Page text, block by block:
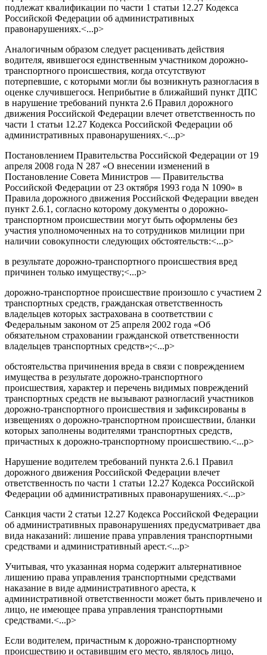
подлежат квалификации по части 1 статьи 12.27 Кодекса
Российской Федерации об административных
правонарушениях.<...p>
Аналогичным образом следует расценивать действия
водителя, явившегося единственным участником дорожно-
транспортного происшествия, когда отсутствуют
потерпевшие, с которыми могли бы возникнуть разногласия в
оценке случившегося. Неприбытие в ближайший пункт ДПС
в нарушение требований пункта 2.6 Правил дорожного
движения Российской Федерации влечет ответственность по
части 1 статьи 12.27 Кодекса Российской Федерации об
административных правонарушениях.<...p>
Постановлением Правительства Российской Федерации от 19
апреля 2008 года N 287 «О внесении изменений в
Постановление Совета Министров — Правительства
Российской Федерации от 23 октября 1993 года N 1090» в
Правила дорожного движения Российской Федерации введен
пункт 2.6.1, согласно которому документы о дорожно-
транспортном происшествии могут быть оформлены без
участия уполномоченных на то сотрудников милиции при
наличии совокупности следующих обстоятельств:<...p>
в результате дорожно-транспортного происшествия вред
причинен только имуществу;<...p>
дорожно-транспортное происшествие произошло с участием 2
транспортных средств, гражданская ответственность
владельцев которых застрахована в соответствии с
Федеральным законом от 25 апреля 2002 года «Об
обязательном страховании гражданской ответственности
владельцев транспортных средств»;<...p>
обстоятельства причинения вреда в связи с повреждением
имущества в результате дорожно-транспортного
происшествия, характер и перечень видимых повреждений
транспортных средств не вызывают разногласий участников
дорожно-транспортного происшествия и зафиксированы в
извещениях о дорожно-транспортном происшествии, бланки
которых заполнены водителями транспортных средств,
причастных к дорожно-транспортному происшествию.<...p>
Нарушение водителем требований пункта 2.6.1 Правил
дорожного движения Российской Федерации влечет
ответственность по части 1 статьи 12.27 Кодекса Российской
Федерации об административных правонарушениях.<...p>
Санкция части 2 статьи 12.27 Кодекса Российской Федерации
об административных правонарушениях предусматривает два
вида наказаний: лишение права управления транспортными
средствами и административный арест.<...p>
Учитывая, что указанная норма содержит альтернативное
лишению права управления транспортными средствами
наказание в виде административного ареста, к
административной ответственности может быть привлечено и
лицо, не имеющее права управления транспортными
средствами.<...p>
Если водителем, причастным к дорожно-транспортному
происшествию и оставившим его место, являлось лицо,